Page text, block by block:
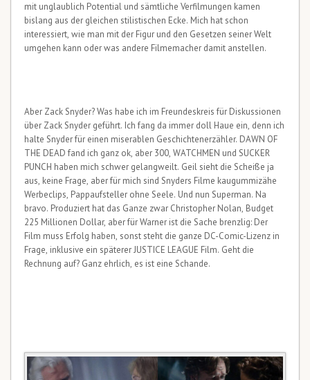
mit unglaublich Potential und sämtliche Verfilmungen kamen
bislang aus der gleichen stilistischen Ecke. Mich hat schon
interessiert, wie man mit der Figur und den Gesetzen seiner Welt
umgehen kann oder was andere Filmemacher damit anstellen.
Aber Zack Snyder? Was habe ich im Freundeskreis für Diskussionen
über Zack Snyder geführt. Ich fang da immer doll Haue ein, denn ich
halte Snyder für einen miserablen Geschichtenerzähler. DAWN OF
THE DEAD fand ich ganz ok, aber 300, WATCHMEN und SUCKER
PUNCH haben mich schwer gelangweilt. Geil sieht die Scheiße ja
aus, keine Frage, aber für mich sind Snyders Filme kaugummizähe
Werbeclips, Pappaufsteller ohne Seele. Und nun Superman. Na
bravo. Produziert hat das Ganze zwar Christopher Nolan, Budget
225 Millionen Dollar, aber für Warner ist die Sache brenzlig: Der
Film muss Erfolg haben, sonst steht die ganze DC-Comic-Lizenz in
Frage, inklusive ein späterer JUSTICE LEAGUE Film. Geht die
Rechnung auf? Ganz ehrlich, es ist eine Schande.